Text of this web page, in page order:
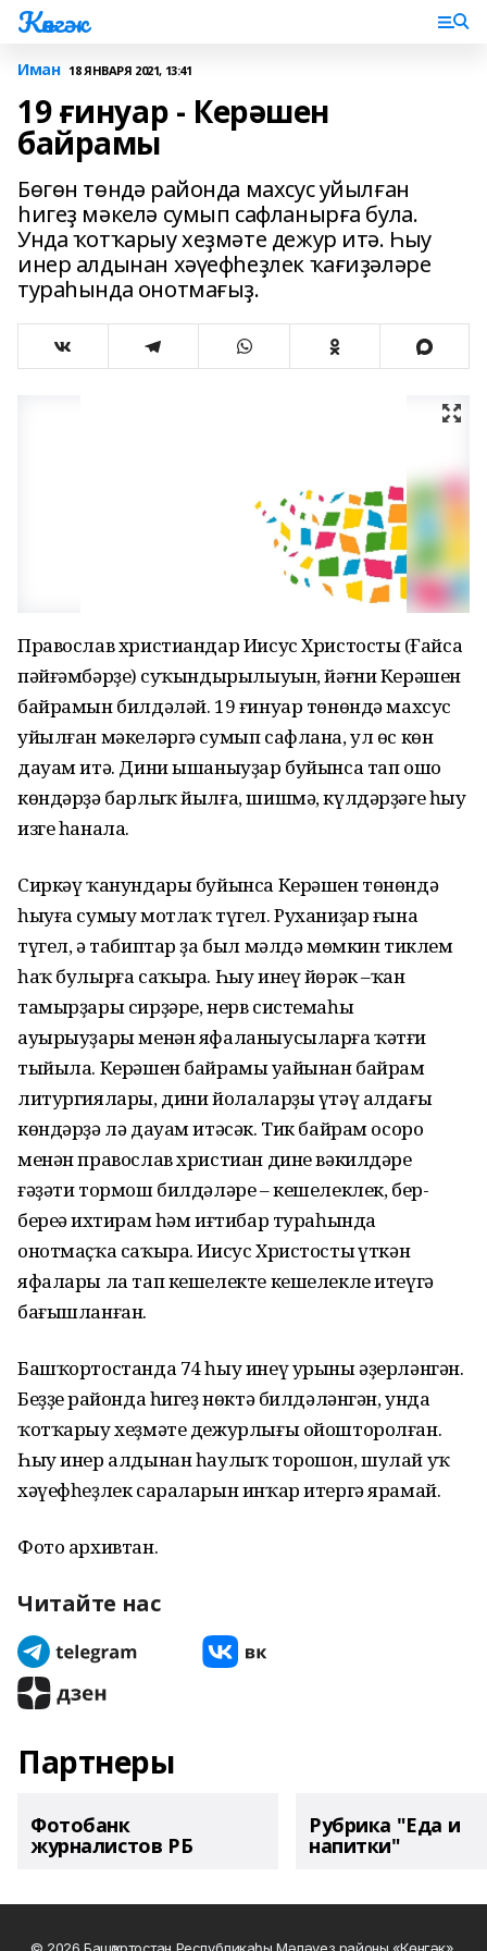
Көнгәк
Иман 18 ЯНВАРЯ 2021, 13:41
19 ғинуар - Керәшен
байрамы
Бөгөн төндә районда махсус уйылған
һигеҙ мәкелә сумып сафланырға була.
Унда ҡотҡарыу хеҙмәте дежур итә. Һыу
инер алдынан хәүефһеҙлек ҡағиҙәләре
тураһында онотмағыҙ.
Православ христиандар Иисус Христостың (Ғайса
пәйғәмбәрҙең) суҡындырылыуын, йәғни Керәшен
байрамын билдәләй. 19 ғинуар төнөндә махсус
уйылған мәкеләргә сумып сафлана, ул өс көн
дауам итә. Дини ышаныуҙар буйынса тап ошо
көндәрҙә барлыҡ йылға, шишмә, күлдәрҙәге һыу
изге һанала.
Сиркәү ҡанундары буйынса Керәшен төнөндә
һыуға сумыу мотлаҡ түгел. Руханиҙар ғына
түгел, ә табиптар ҙа был мәлдә мөмкин тиклем
һаҡ булырға саҡыра. Һыу инеү йөрәк –ҡан
тамырҙары сирҙәре, нерв системаһы
ауырыуҙары менән яфаланыусыларға ҡәтғи
тыйыла. Керәшен байрамы уңайынан байрам
литургиялары, дини йолаларҙы үтәү алдағы
көндәрҙә лә дауам итәсәк. Тик байрам осоро
менән православ христиан дине вәкилдәре
ғәҙәти тормош билдәләре – кешелеклек, бер-
береңә ихтирам һәм иғтибар тураһында
онотмаҫҡа саҡыра. Иисус Христостың үткән
яфалары ла тап кешелекте кешелекле итеүгә
бағышланған.
Башҡортостанда 74 һыу инеү урыны әҙерләнгән.
Беҙҙең районда һигеҙ нөктә билдәләнгән, унда
ҡотҡарыу хеҙмәте дежурлығы ойошторолған.
Һыу инер алдынан һаулыҡ торошон, шулай уҡ
хәүефһеҙлек сараларын инҡар итергә ярамай.
Фото архивтан.
Читайте нас
Партнеры
Фотобанк
журналистов РБ
Рубрика "Еда и
напитки"